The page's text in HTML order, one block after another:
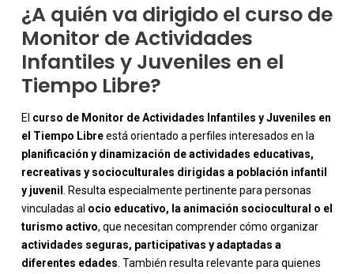
¿A quién va dirigido el curso de
Monitor de Actividades
Infantiles y Juveniles en el
Tiempo Libre?
El curso de Monitor de Actividades Infantiles y Juveniles en
el Tiempo Libreestá orientado a perfiles interesados en la
planificación y dinamización de actividades educativas,
recreativas y socioculturales dirigidas a población infantil
y juvenil
. Resulta especialmente pertinente para personas
vinculadas al ocio educativo, la animación sociocultural o el
turismo activo, que necesitan comprender cómo organizar
actividades seguras, participativas y adaptadas a
diferentes edades . También resulta relevante para quienes